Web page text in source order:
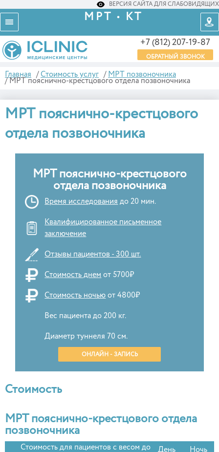
ВЕРСИЯ САЙТА ДЛЯ СЛАБОВИДЯЩИХ
МРТ • КТ
+7 (812) 207-19-87
ОБРАТНЫЙ ЗВОНОК
Главная / Стоимость услуг / МРТ позвоночника
/ МРТ пояснично-крестцового отдела позвоночника
МРТ пояснично-крестцового
отдела позвоночника
МРТ пояснично-крестцового
отдела позвоночника
Время исследования до 20 мин.
Квалифицированное письменное
заключение
Отзывы пациентов - 300 шт.
Стоимость днем от 5700₽
Стоимость ночью от 4800₽
Вес пациента до 200 кг.
Диаметр туннеля 70 см.
ОНЛАЙН - ЗАПИСЬ
Стоимость
МРТ пояснично-крестцового отдела
позвоночника
Стоимость для пациентов с весом до
День Ночь